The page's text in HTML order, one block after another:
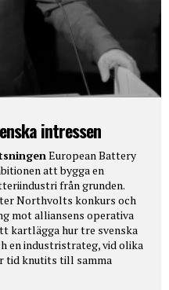
intressen
European Battery
att bygga en
från grunden.
Northvolts konkurs och
mot alliansens operativa
kartlägga hur tre svenska
en industristrateg, vid olika
tid knutits till samma